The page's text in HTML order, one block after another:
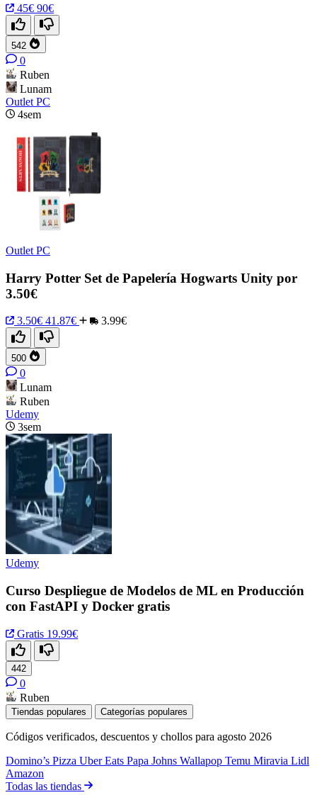
45€ 90€
542
0
Ruben
Lunam
Outlet PC
4sem
Outlet PC
Harry Potter Set de Papelería Hogwarts Unity por
3.50€
3.50€ 41.87€ 3.99€
500
0
Lunam
Ruben
Udemy
3sem
Udemy
Curso Despliegue de Modelos de ML en Producción
con FastAPI y Docker gratis
Gratis 19.99€
442
0
Ruben
Tiendas populares Categorías populares
Códigos verificados, descuentos y chollos para agosto 2026
Domino’s Pizza Uber Eats Papa Johns Wallapop Temu Miravia Lidl
Amazon
Todas las tiendas